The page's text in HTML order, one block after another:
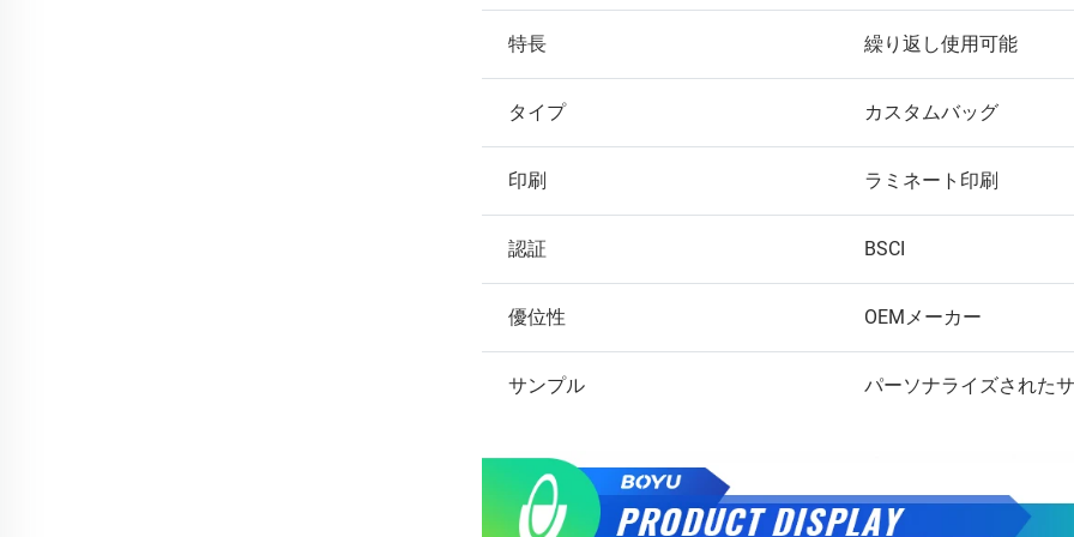
特長 繰り返し使用可能
タイプ カスタムバッグ
印刷 ラミネート印刷
認証 BSCI
優位性 OEMメーカー
サンプル パーソナライズされた